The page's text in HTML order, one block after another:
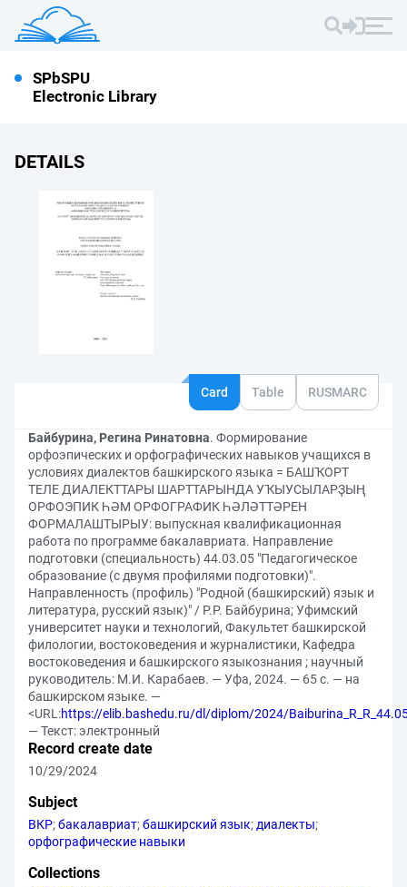
SPbSPU
Electronic Library
DETAILS
Card Table RUSMARC
Байбурина, Регина Ринатовна. Формирование
орфоэпических и орфографических навыков учащихся в
условиях диалектов башкирского языка = БАШҠОРТ
ТЕЛЕ ДИАЛЕКТТАРЫ ШАРТТАРЫНДА УҠЫУСЫЛАРҘЫҢ
ОРФОЭПИК ҺӘМ ОРФОГРАФИК ҺӘЛӘТТӘРЕН
ФОРМАЛАШТЫРЫУ: выпускная квалификационная
работа по программе бакалавриата. Направление
подготовки (специальность) 44.03.05 "Педагогическое
образование (с двумя профилями подготовки)".
Направленность (профиль) "Родной (башкирский) язык и
литература, русский язык)" / Р.Р. Байбурина; Уфимский
университет науки и технологий, Факультет башкирской
филологии, востоковедения и журналистики, Кафедра
востоковедения и башкирского языкознания ; научный
руководитель: М.И. Карабаев. — Уфа, 2024. — 65 с. — на
башкирском языке. —
<URL:https://elib.bashedu.ru/dl/diplom/2024/
— Текст: электронный
Record create date
10/29/2024
Subject
ВКР;бакалавриат;башкирский язык; диалекты;
орфографические навыки
Collections